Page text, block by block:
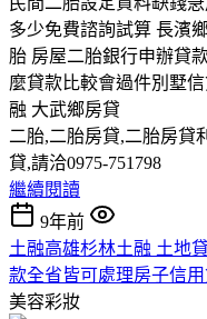
多少免費諮詢試算 長濱
胎 房屋二胎銀行申辦貸
麼貸款比較會過件別墅
融 大武鄉房貸
二胎,二胎房貸,二胎房貸
貸,請洽0975-751798
繼續閱讀
9年前
土融高雄杉林土融 土地
款全省皆可處理房子信
美容彩妝